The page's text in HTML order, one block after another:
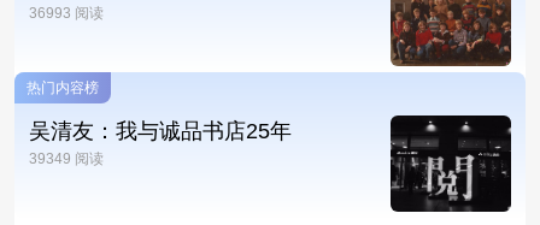
36993 阅读
热门内容榜
吴清友：我与诚品书店25年
39349 阅读